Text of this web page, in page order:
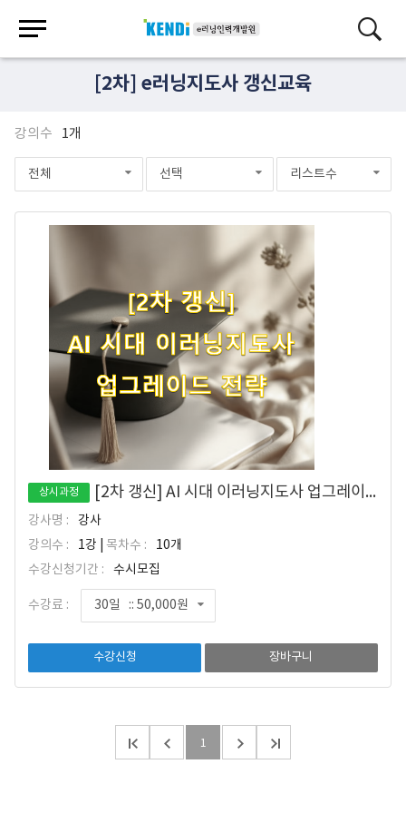
[2차] e러닝지도사 갱신교육
강의수 1개
전체 선택 리스트수
상시과정 [2차 갱신] AI 시대 이러닝지도사 업그레이드 전략
강사명 :
강사
강의수 :
1강 | 목차수 :
10개
수강신청기간 :
수시모집
수강료 : 30일 :: 50,000원
수강신청 장바구니
1